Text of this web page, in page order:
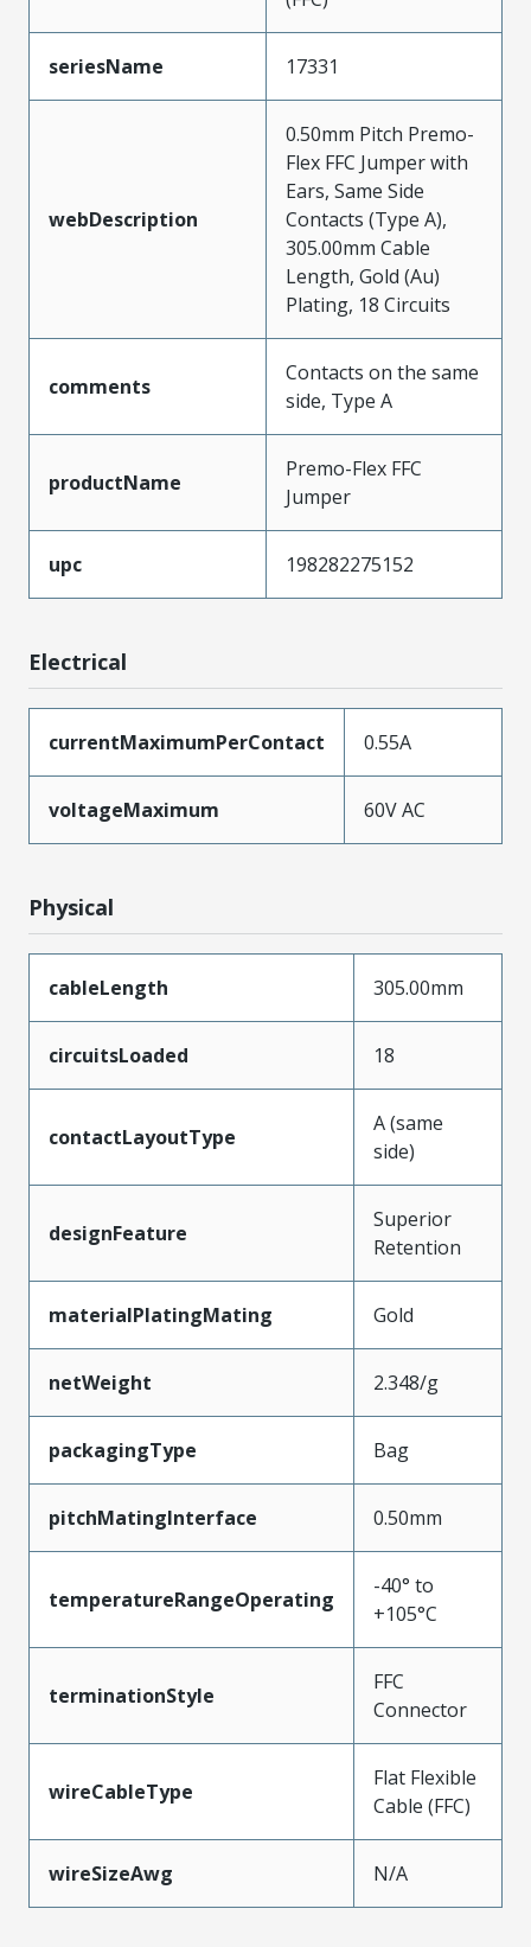
seriesName 17331
webDescription
0.50mm Pitch Premo-
Flex FFC Jumper with
Ears, Same Side
Contacts (Type A),
305.00mm Cable
Length, Gold (Au)
Plating, 18 Circuits
comments
Contacts on the same
side, Type A
productName
Premo-Flex FFC
Jumper
upc 198282275152
Electrical
currentMaximumPerContact 0.55A
voltageMaximum 60V AC
Physical
cableLength 305.00mm
circuitsLoaded 18
contactLayoutType
A (same
side)
designFeature
Superior
Retention
materialPlatingMating Gold
netWeight 2.348/g
packagingType Bag
pitchMatingInterface 0.50mm
temperatureRangeOperating
-40° to
+105°C
terminationStyle
FFC
Connector
wireCableType
Flat Flexible
Cable (FFC)
wireSizeAwg N/A